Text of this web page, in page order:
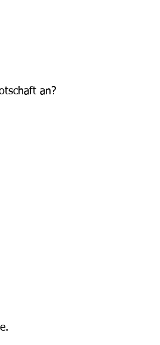
an?